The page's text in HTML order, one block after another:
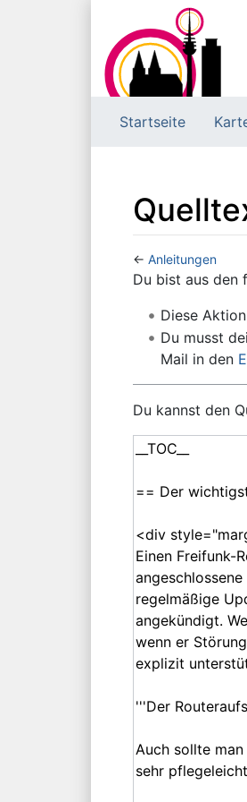
Startseite
← Anleitungen
Wechseln zu:
Du bist aus den
Diese
Du musst
Mail in den
Du kannst den